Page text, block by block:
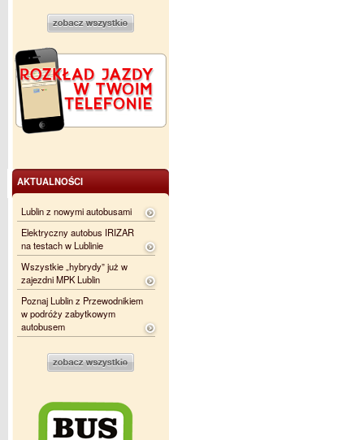
AKTUALNOŚCI
Lublin z nowymi autobusami
Elektryczny autobus IRIZAR
na testach w Lublinie
Wszystkie „hybrydy” już w
zajezdni MPK Lublin
Poznaj Lublin z Przewodnikiem
w podróży zabytkowym
autobusem